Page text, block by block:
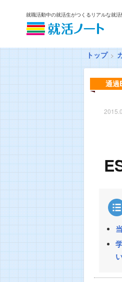
就職活動中の就活生がつくるリアルな就
トップ
通過